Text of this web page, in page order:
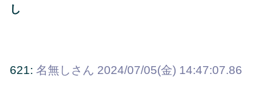
し
621: 名無しさん 2024/07/05(金) 14:47:07.86